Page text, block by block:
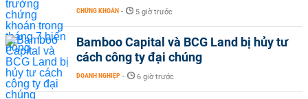
CHỨNG KHOÁN - 5 giờ trước
Bamboo Capital và BCG Land bị hủy tư
cách công ty đại chúng
DOANH NGHIỆP - 6 giờ trước